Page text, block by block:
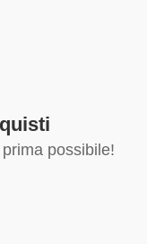
possibile!